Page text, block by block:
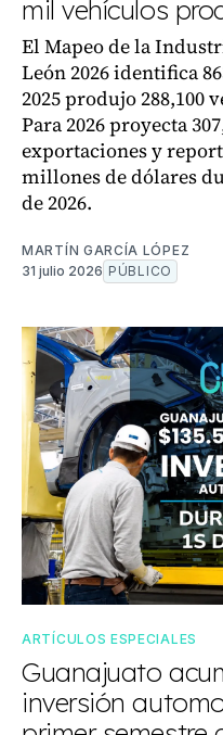
mil vehículos
El Mapeo de la
León 2026 identifica
2025 produjo 288,100
Para 2026 proyecta
exportaciones y
millones de dólares
de 2026.
MARTÍN GARCÍA LÓPEZ
31 julio 2026 PÚBLICO
ARTÍCULOS ESPECIALES
Guanajuato
inversión